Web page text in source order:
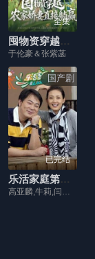
全集
囤物资穿越，农家娇妻直接躺赢
于伦豪＆张紫菡
国产剧
已完结
乐活家庭第二部
高亚麟,牛莉,闫妮,姜超,沙溢